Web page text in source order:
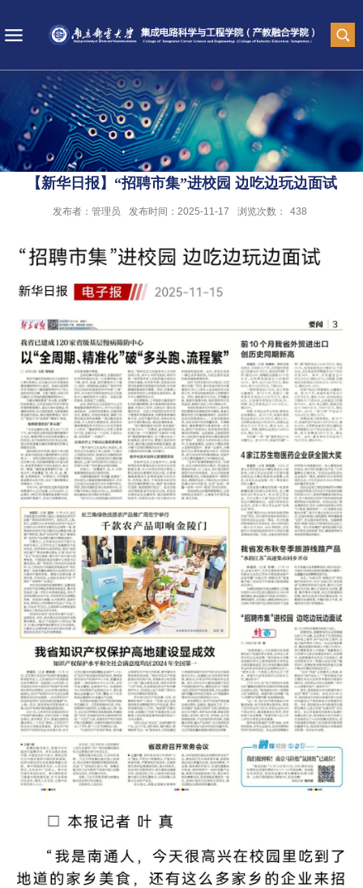
【新华日报】“招聘市集”进校园 边吃边玩边面试
发布者：管理员 发布时间：2025-11-17 浏览次数： 438